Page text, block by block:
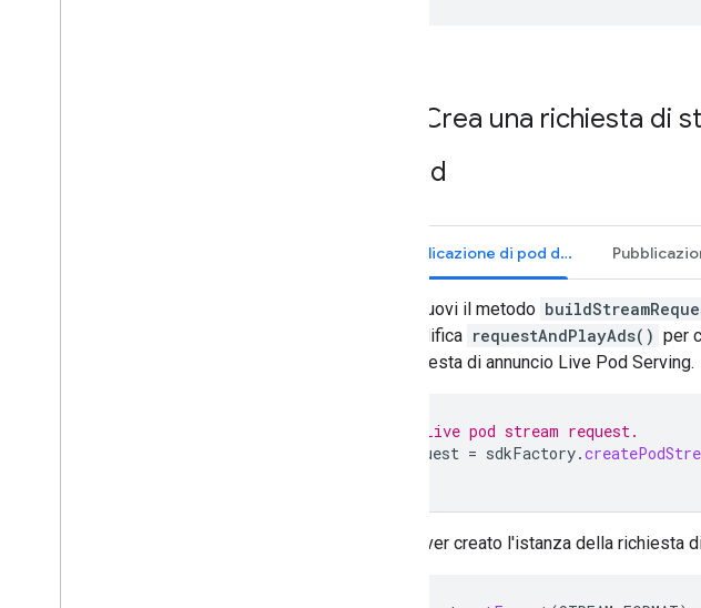
Crea una richiesta di
di pod
Pubblicazione di pod di live streaming
Rimuovi il metodo
modifica requestAndPlayAds() per
richiesta di annuncio Live Pod Serving.
// Live pod stream request.
request = sdkFactory.
Dopo aver creato l'istanza della